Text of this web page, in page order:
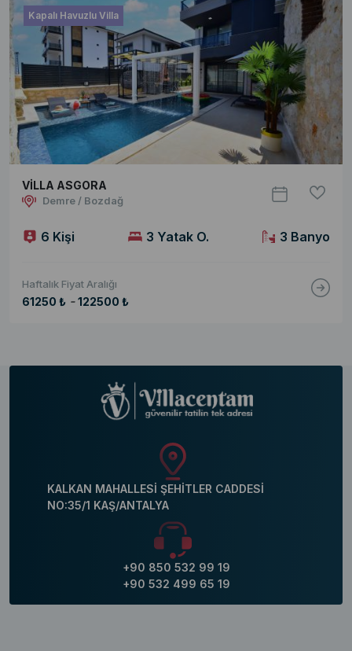
Kapalı Havuzlu Villa
VİLLA ASGORA
Demre / Bozdağ
6 Kişi 3 Yatak O. 3 Banyo
Haftalık Fiyat Aralığı
61250 ₺ - 122500 ₺
KALKAN MAHALLESİ ŞEHİTLER CADDESİ
NO:35/1 KAŞ/ANTALYA
+90 850 532 99 19
+90 532 499 65 19